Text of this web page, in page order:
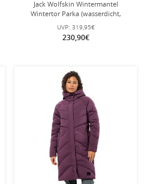
Jack Wolfskin Wintermantel
Wintertor Parka (wasserdicht,
Fleece-Futter) hellbraun Damen
UVP: 319,95€
230,90€